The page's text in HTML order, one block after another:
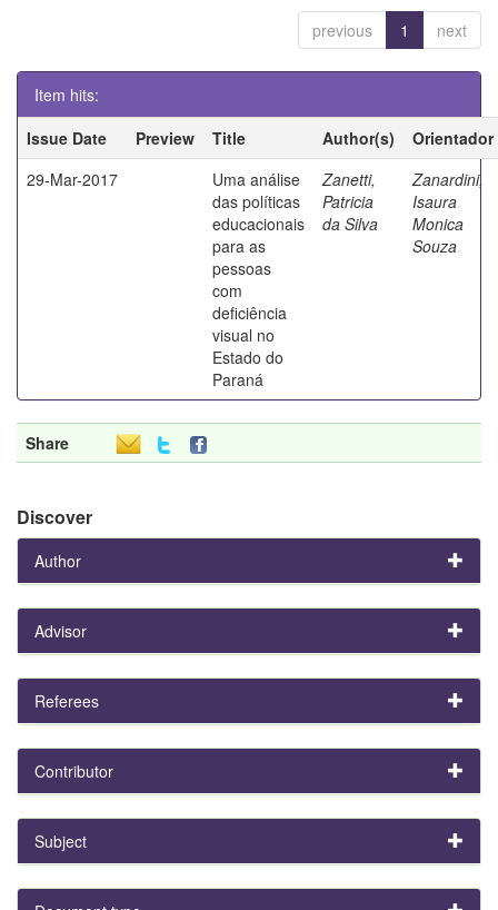
previous 1 next
Item hits:
Issue Date
Preview Title Author(s)
Orientador
29-Mar-2017
Uma análise
das políticas
educacionais
para as
pessoas
com
deficiência
visual no
Estado do
Paraná
Zanetti,
Patricia
da Silva
Zanardini,
Isaura
Monica
Souza
Share
Discover
Author
Advisor
Referees
Contributor
Subject